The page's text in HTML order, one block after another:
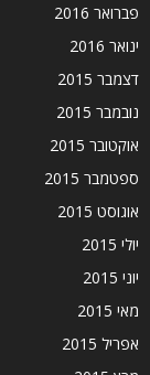
פברואר 2016
ינואר 2016
דצמבר 2015
נובמבר 2015
אוקטובר 2015
ספטמבר 2015
אוגוסט 2015
יולי 2015
יוני 2015
מאי 2015
אפריל 2015